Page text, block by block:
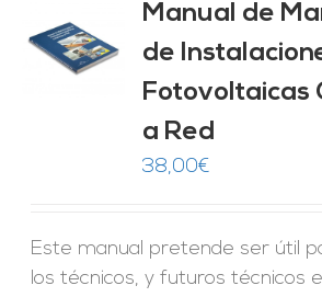
Manual de
de
Fotovoltaicas
a Red
38,00€
Este manual pretende ser útil
los técnicos, y futuros técnicos